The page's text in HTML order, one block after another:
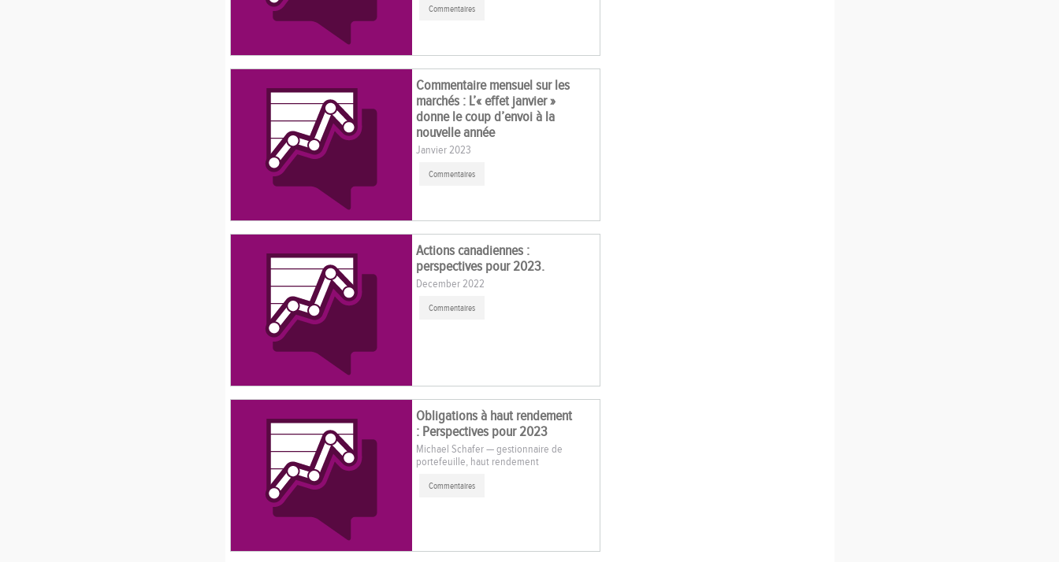
Commentaires
Commentaire mensuel sur les
marchés : L’« effet janvier »
donne le coup d’envoi à la
nouvelle année
Janvier 2023
Commentaires
Actions canadiennes :
perspectives pour 2023.
December 2022
Commentaires
Obligations à haut rendement
: Perspectives pour 2023
Michael Schafer — gestionnaire de
portefeuille, haut rendement
Commentaires